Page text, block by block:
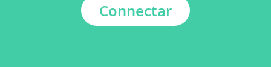
Connectar